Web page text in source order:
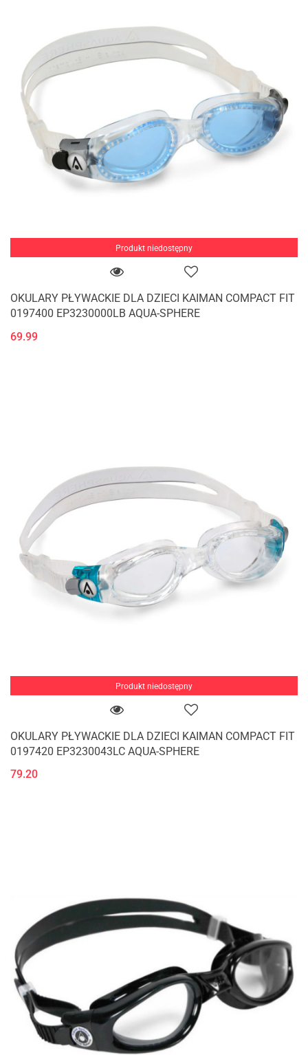
Produkt niedostępny
OKULARY PŁYWACKIE DLA DZIECI KAIMAN COMPACT FIT
0197400 EP3230000LB AQUA-SPHERE
69.99
Produkt niedostępny
OKULARY PŁYWACKIE DLA DZIECI KAIMAN COMPACT FIT
0197420 EP3230043LC AQUA-SPHERE
79.20